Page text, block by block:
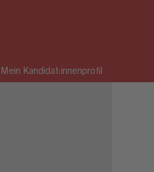
Mein Kandidat:innenprofil